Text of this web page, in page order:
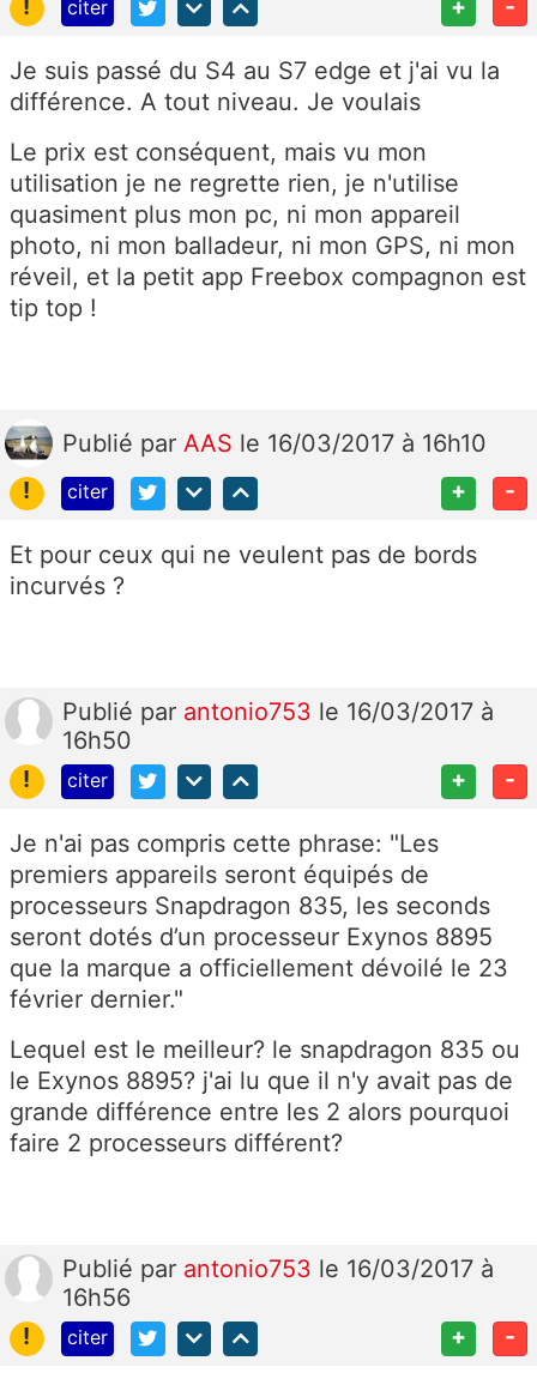
citer
Je suis passé du S4 au S7 edge et j'ai vu la
différence. A tout niveau. Je voulais
Le prix est conséquent, mais vu mon
utilisation je ne regrette rien, je n'utilise
quasiment plus mon pc, ni mon appareil
photo, ni mon balladeur, ni mon GPS, ni mon
réveil, et la petit app Freebox compagnon est
tip top !
Publié par AAS le 16/03/2017 à 16h10
!
citer + -
Et pour ceux qui ne veulent pas de bords
incurvés ?
Publié par antonio753 le 16/03/2017 à
16h50
!
citer + -
Je n'ai pas compris cette phrase: "Les
premiers appareils seront équipés de
processeurs Snapdragon 835, les seconds
seront dotés d’un processeur Exynos 8895
que la marque a officiellement dévoilé le 23
février dernier."
Lequel est le meilleur? le snapdragon 835 ou
le Exynos 8895? j'ai lu que il n'y avait pas de
grande différence entre les 2 alors pourquoi
faire 2 processeurs différent?
Publié par antonio753 le 16/03/2017 à
16h56
!
citer + -